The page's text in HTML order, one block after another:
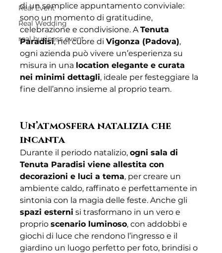
Real Event
Real Wedding
real business event
di un semplice appuntamento conviviale:
sono un momento di gratitudine,
celebrazione e condivisione. A Tenuta
Paradisi, nel cuore di Vigonza (Padova),
ogni azienda può vivere un’esperienza su
misura in una location elegante e curata
nei minimi dettagli, ideale per festeggiare la
fine dell’anno insieme al proprio team.
Un’atmosfera natalizia che
incanta
Durante il periodo natalizio, ogni sala di
Tenuta Paradisi viene allestita con
decorazioni e luci a tema, per creare un
ambiente caldo, raffinato e perfettamente in
sintonia con la magia delle feste. Anche gli
spazi esterni si trasformano in un vero e
proprio scenario luminoso, con addobbi e
giochi di luce che rendono l’ingresso e il
giardino un luogo perfetto per foto, brindisi o